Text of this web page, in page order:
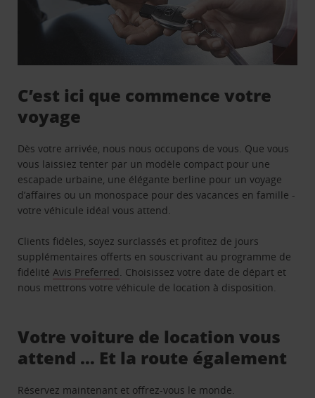
C’est ici que commence votre
voyage
Dès votre arrivée, nous nous occupons de vous. Que vous
vous laissiez tenter par un modèle compact pour une
escapade urbaine, une élégante berline pour un voyage
d’affaires ou un monospace pour des vacances en famille -
votre véhicule idéal vous attend.
Clients fidèles, soyez surclassés et profitez de jours
supplémentaires offerts en souscrivant au programme de
fidélitéAvis Preferred. Choisissez votre date de départ et
nous mettrons votre véhicule de location à disposition.
Votre voiture de location vous
attend … Et la route également
Réservez maintenant et offrez-vous le monde.